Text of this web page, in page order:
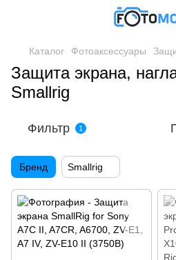
Каталог Фотоаксессуары
Защита экрана,
Smallrig
Фильтр 1
Бренд Smallrig